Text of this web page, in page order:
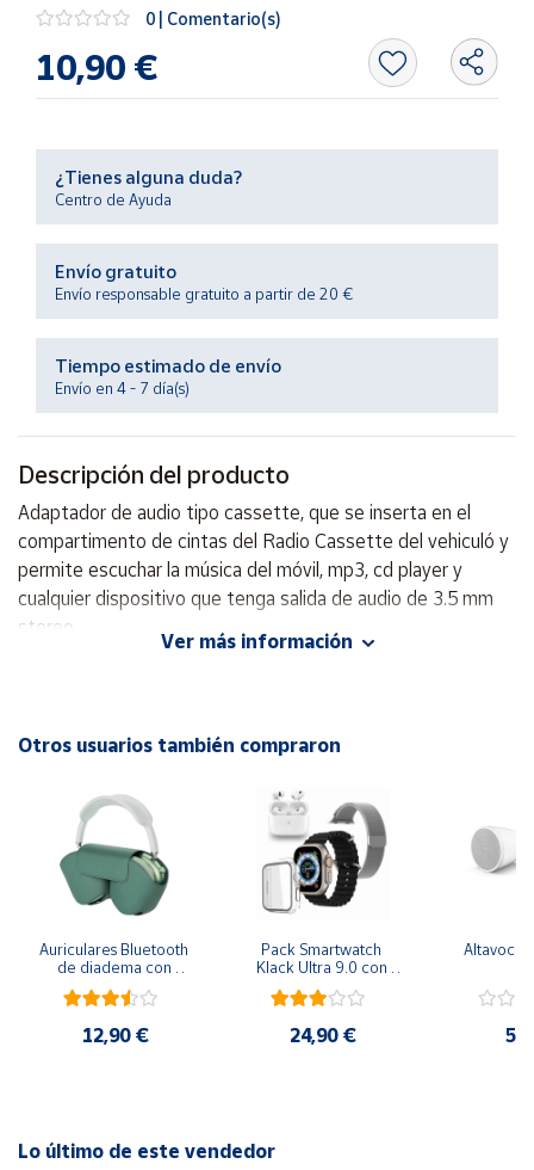
novedades
de Correos
Market
Ayuda
Centro
de ayuda
Contacto
Mapa de
vendedores
Hazte
vendedor
Área
vendedor
Área
Ubicación
Baleares
Canarias,
0 | Comentario(s)
10,90 €
¿Tienes alguna duda?
Centro de Ayuda
Envío gratuito
Envío responsable gratuito a partir de 20 €
Tiempo estimado de envío
Envío en 4 - 7 día(s)
Descripción del producto
Adaptador de audio tipo cassette, que se inserta en el
compartimento de cintas del Radio Cassette del vehiculó y
permite escuchar la música del móvil, mp3, cd player y
cualquier dispositivo que tenga salida de audio de 3.5 mm
stereo.
Longitud cable 0,90m.
Ver más información
Otros usuarios también compraron
Auriculares Bluetooth
de diadema con
Funda Klack PRO -
Verde
12,90 €
Pack Smartwatch
Klack Ultra 9.0 con
Auriculares PRO -
Negro
24,90 €
Altavoces
Lo último de este vendedor